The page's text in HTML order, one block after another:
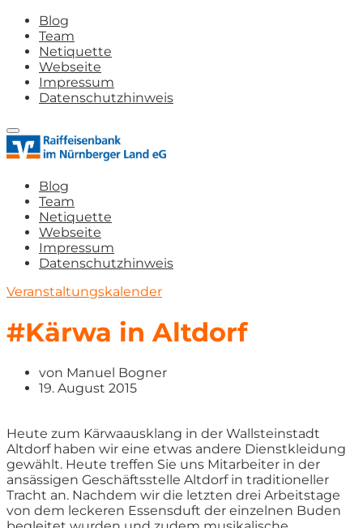
Blog
Team
Netiquette
Webseite
Impressum
Datenschutzhinweis
Blog
Team
Netiquette
Webseite
Impressum
Datenschutzhinweis
Veranstaltungskalender
#Kärwa in Altdorf
von Manuel Bogner
19. August 2015
Heute zum Kärwaausklang in der Wallsteinstadt
Altdorf haben wir eine etwas andere Dienstkleidung
gewählt. Heute treffen Sie uns Mitarbeiter in der
ansässigen Geschäftsstelle Altdorf in traditioneller
Tracht an. Nachdem wir die letzten drei Arbeitstage
von dem leckeren Essensduft der einzelnen Buden